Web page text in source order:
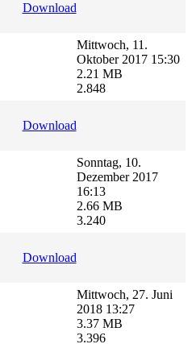
Download
Mittwoch, 11.
Oktober 2017 15:30
2.21 MB
2.848
Download
Sonntag, 10.
Dezember 2017
16:13
2.66 MB
3.240
Download
Mittwoch, 27. Juni
2018 13:27
3.37 MB
3.396